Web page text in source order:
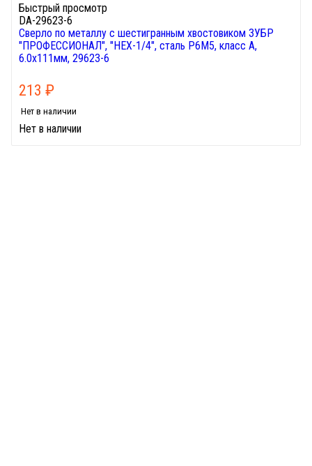
Быстрый просмотр
DA-29623-6
Сверло по металлу с шестигранным хвостовиком ЗУБР
"ПРОФЕССИОНАЛ", "HEX-1/4", сталь Р6М5, класс А,
6.0х111мм, 29623-6
213 ₽
Нет в наличии
Нет в наличии